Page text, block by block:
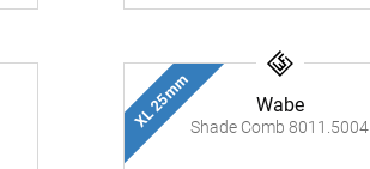
Wabe
Shade Comb 8011.5004
XL 25 mm